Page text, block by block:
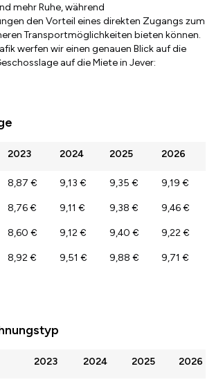
mehr Ruhe, während
den Vorteil eines direkten Zugangs zum
Transportmöglichkeiten bieten können.
werfen wir einen genauen Blick auf die
auf die Miete in Jever:
2023 2024 2025 2026
8,87 € 9,13 € 9,35 € 9,19 €
8,76 € 9,11 € 9,38 € 9,46 €
8,60 € 9,12 € 9,40 € 9,22 €
8,92 € 9,51 € 9,88 € 9,71 €
2023 2024 2025 2026